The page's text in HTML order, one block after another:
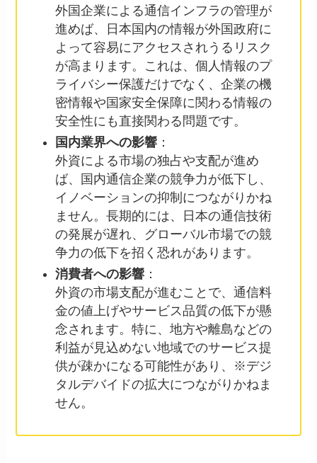
外国企業による通信インフラの管理が
進めば、日本国内の情報が外国政府に
よって容易にアクセスされうるリスク
が高まります。これは、個人情報のプ
ライバシー保護だけでなく、企業の機
密情報や国家安全保障に関わる情報の
安全性にも直接関わる問題です。
国内業界への影響 ：
外資による市場の独占や支配が進め
ば、国内通信企業の競争力が低下し、
イノベーションの抑制につながりかね
ません。長期的には、日本の通信技術
の発展が遅れ、グローバル市場での競
争力の低下を招く恐れがあります。
消費者への影響 ：
外資の市場支配が進むことで、通信料
金の値上げやサービス品質の低下が懸
念されます。特に、地方や離島などの
利益が見込めない地域でのサービス提
供が疎かになる可能性があり、※デジ
タルデバイドの拡大につながりかねま
せん。